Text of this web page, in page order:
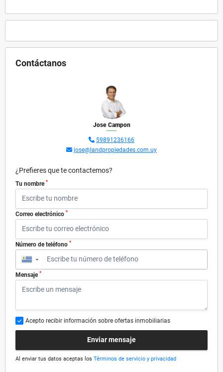
Contáctanos
Jose Campon
59891236166
jose@landpropiedades.com.uy
¿Prefieres que te contactemos?
Tu nombre *
Correo electrónico *
Número de teléfono *
▼
Mensaje *
Acepto recibir información sobre ofertas inmobiliarias
Enviar mensaje
Al enviar tus datos aceptas los Términos de servicio y privacidad